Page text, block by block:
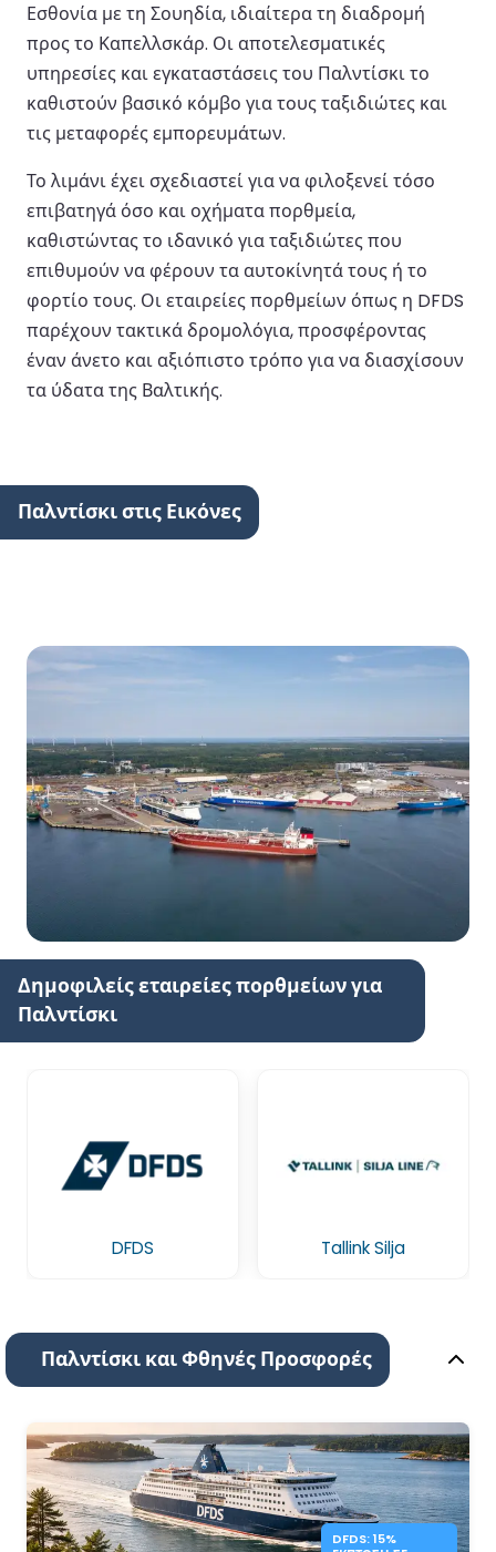
Εσθονία με τη Σουηδία, ιδιαίτερα τη διαδρομή
προς το Καπελλσκάρ. Οι αποτελεσματικές
υπηρεσίες και εγκαταστάσεις του Παλντίσκι το
καθιστούν βασικό κόμβο για τους ταξιδιώτες και
τις μεταφορές εμπορευμάτων.
Το λιμάνι έχει σχεδιαστεί για να φιλοξενεί τόσο
επιβατηγά όσο και οχήματα πορθμεία,
καθιστώντας το ιδανικό για ταξιδιώτες που
επιθυμούν να φέρουν τα αυτοκίνητά τους ή το
φορτίο τους. Οι εταιρείες πορθμείων όπως η DFDS
παρέχουν τακτικά δρομολόγια, προσφέροντας
έναν άνετο και αξιόπιστο τρόπο για να διασχίσουν
τα ύδατα της Βαλτικής.
Παλντίσκι στις Εικόνες
Δημοφιλείς εταιρείες πορθμείων για
Παλντίσκι
DFDS Tallink Silja
Παλντίσκι και Φθηνές Προσφορές
DFDS: 15%